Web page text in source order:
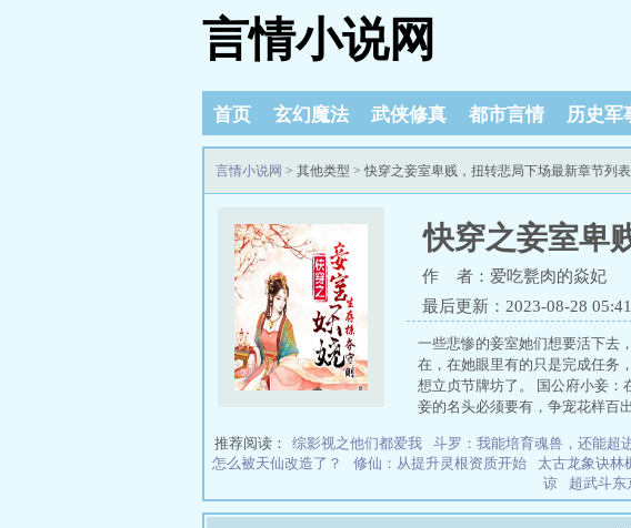
言情小说网
首页 玄幻魔法 武侠修真 都市言情 历史军
言情小说网 > 其他类型 > 快穿之妾室卑贱，扭转悲局下场最新章节列表
快穿之妾室卑
作 者：爱吃甏肉的焱妃
最后更新：2023-08-28
一些悲惨的妾室她们想要活下去
在，在她眼里有的只是完成任务
想立贞节牌坊了。 国公府小妾：
妾的名头必须要有，争宠花样百
推荐阅读： 综影视之他们都爱我 斗罗：我能培育魂兽，还能超
怎么被天仙改造了？
修仙：从提升灵根资质开始 太古龙象诀林
谅
超武斗东